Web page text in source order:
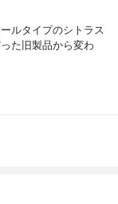
ルタイプのシトラス
た旧製品から変わ